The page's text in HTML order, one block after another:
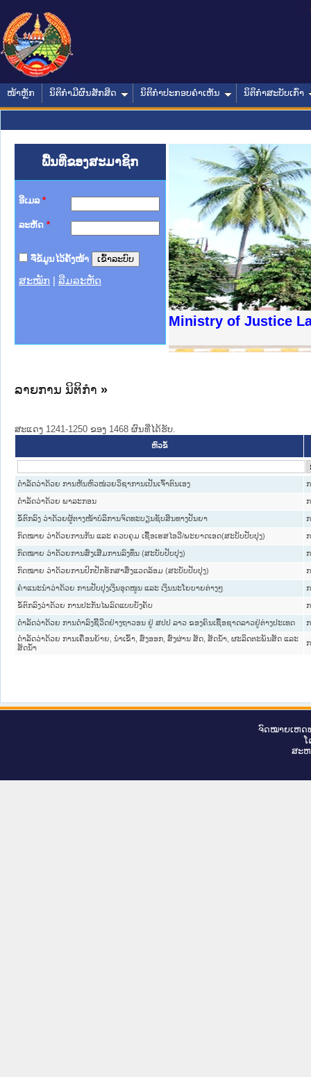
ໜ້າຫຼັກ ນິຕິກໍາມີຜົນສັກສິດ ນິຕິກໍາປະກອບຄໍາເຫັນ ນິຕິກໍາສະບັບເກົ່າ
ພື້ນທີ່ຂອງສະມາຊິກ
ອີເມລ *
ລະຫັດ *
ຈື່ຂໍ້ມູນໄວ້ຄັ້ງໜ້າ
ສະໝັກ ລືມລະຫັດ
Ministry of Justice
າຊົນ ພາກເໜືອ
ການ
ກາງ
ໃຕ້
ຕຳຫຼວດປະຊາຊົນ
ສັນຕິບານປະຊາຊົນ
ກເໜືອ
າຊົນ ພາກກາງ
ລາຍການ ນິຕິກໍາ »
ສະແດງ 1241-1250 ຂອງ 1468 ຜົນທີ່ໄດ້ຮັບ.
ຫົວຂໍ້
ດຳລັດວ່າດ້ວຍ ການຫັນຫົວໜ່ວຍວິຊາການເປັນເຈົ້າຕົນເອງ
ດຳລັດວ່າດ້ວຍ ພາລະກອນ
ຂໍ້ຕົກລົງ ວ່າດ້ວຍຜູ້ຕາງໜ້າບໍລິການຈົດທະບຽນຊັບສິນທາງປັນຍາ
ກົດໝາຍ ວ່າດ້ວຍການກັນ ແລະ ຄວບຄຸມ ເຊື້ອເຮສໄອວີ/ພະຍາດເອດ(ສະບັບປັບປຸງ)
ກົດໝາຍ ວ່າດ້ວຍການສົ່ງເສີມການລົງທຶນ (ສະບັບປັບປຸງ)
ກົດໝາຍ ວ່າດ້ວຍການປົກປັກຮັກສາສິ່ງແວດລ້ອມ (ສະບັບປັບປຸງ)
ຄຳແນະນຳວ່າດ້ວຍ ການປັບປຸງເງິນອຸດໜູນ ແລະ ເງິນນະໂຍບາຍຕ່າງໆ
ຂໍ້ຕົກລົງວ່າດ້ວຍ ການປະກັນໄພລົດແບບບັງຄັບ
ດຳລັດວ່າດ້ວຍ ການດຳລົງຊິີວິດຢ່າງຖາວອນ ຢູ່ ສປປ ລາວ ຂອງຄົນເຊື້ອຊາດລາວຢູ່ຕ່າງປະເທດ
ດຳລັດວ່າດ້ວຍ ການເຄື່ອນຍ້າຍ, ນຳເຂົ້າ, ສົ່ງອອກ, ສົ່ງຜ່ານ ສັດ, ສັດນໍ້າ, ຜະລິດຕະພັນສັດ ແລະ
ສັດນໍ້າ
ຈົດ​ໝາຍ​ເຫດ​
ສະ​ຫ